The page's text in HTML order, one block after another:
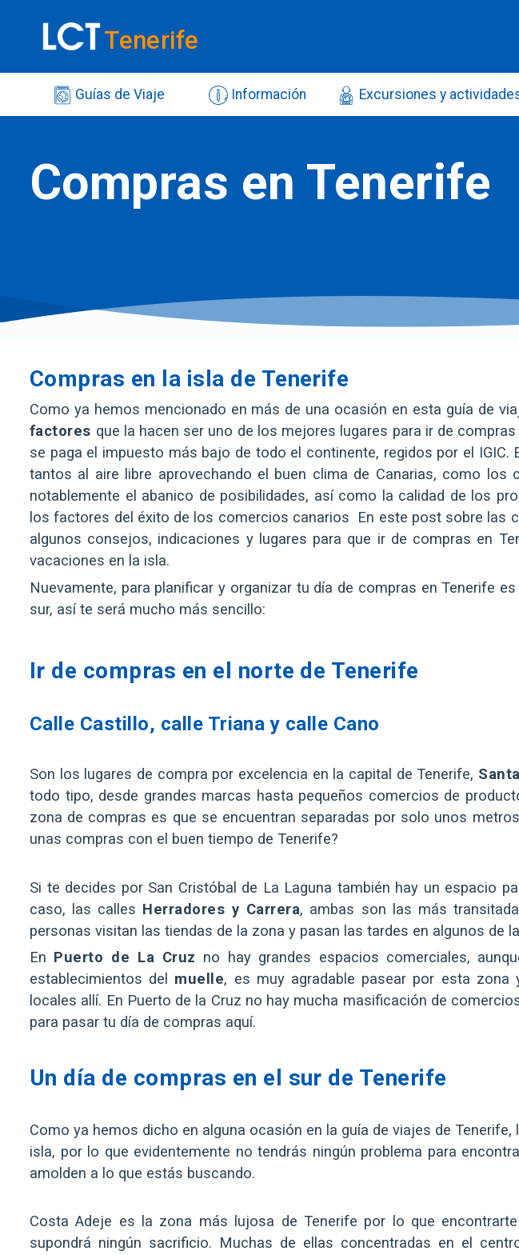
Tenerife
Guías de Viaje Información Excursiones y
Compras en Tenerife
Compras en la isla de Tenerife
Como ya hemos mencionado en más de una ocasión en esta guía de
factores que la hacen ser uno de los mejores lugares para ir de
se paga el impuesto más bajo de todo el continente, regidos por el IGIC.
tantos al aire libre aprovechando el buen clima de Canarias, como los
notablemente el abanico de posibilidades, así como la calidad de los
los factores del éxito de los comercios canarios En este post sobre las
algunos consejos, indicaciones y lugares para que ir de compras en
vacaciones en la isla.
Nuevamente, para planificar y organizar tu día de compras en Tenerife
sur, así te será mucho más sencillo:
Ir de compras en el norte de Tenerife
Calle Castillo, calle Triana y calle Cano
Son los lugares de compra por excelencia en la capital de Tenerife,
todo tipo, desde grandes marcas hasta pequeños comercios de
zona de compras es que se encuentran separadas por solo unos
unas compras con el buen tiempo de Tenerife?
Si te decides por San Cristóbal de La Laguna también hay un espacio
caso, las calles Herradores y Carrera, ambas son las más
personas visitan las tiendas de la zona y pasan las tardes en algunos de
En Puerto de La Cruz no hay grandes espacios comerciales,
establecimientos del muelle, es muy agradable pasear por esta
locales allí. En Puerto de la Cruz no hay mucha masificación de
para pasar tu día de compras aquí.
Un día de compras en el sur de Tenerife
Como ya hemos dicho en alguna ocasión en la guía de viajes de
isla, por lo que evidentemente no tendrás ningún problema para
amolden a lo que estás buscando.
Costa Adeje es la zona más lujosa de Tenerife por lo que
supondrá ningún sacrificio. Muchas de ellas concentradas en el